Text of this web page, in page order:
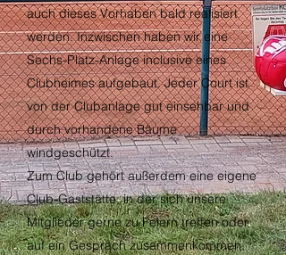
auch dieses Vorhaben bald realisiert
werden. Inzwischen haben wir eine
Sechs-Platz-Anlage inclusive eines
Clubheimes aufgebaut. Jeder Court ist
von der Clubanlage gut einsehbar und
durch vorhandene Bäume
windgeschützt.
Zum Club gehört außerdem eine eigene
Club-Gaststätte, in der sich unsere
Mitglieder gerne zu Feiern treffen oder
auf ein Gespräch zusammenkommen.